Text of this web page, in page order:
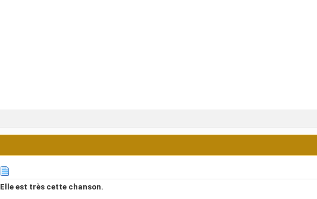
Elle est très cette chanson.